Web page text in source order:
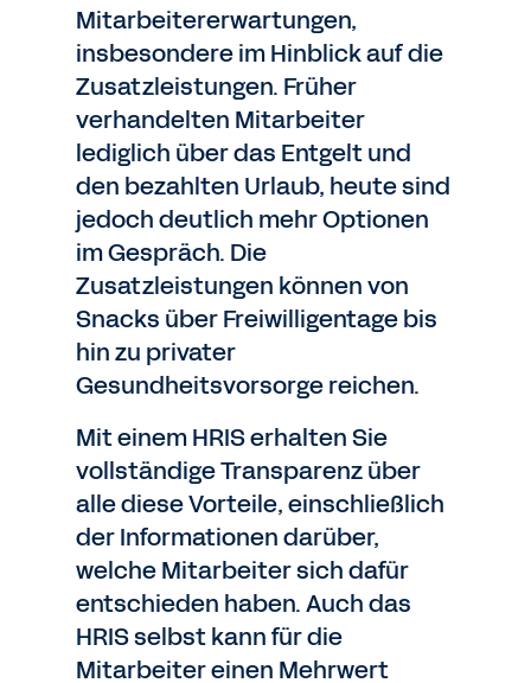
Mitarbeitererwartungen,
insbesondere im Hinblick auf die
Zusatzleistungen. Früher
verhandelten Mitarbeiter
lediglich über das Entgelt und
den bezahlten Urlaub, heute sind
jedoch deutlich mehr Optionen
im Gespräch. Die
Zusatzleistungen können von
Snacks über Freiwilligentage bis
hin zu privater
Gesundheitsvorsorge reichen.
Mit einem HRIS erhalten Sie
vollständige Transparenz über
alle diese Vorteile, einschließlich
der Informationen darüber,
welche Mitarbeiter sich dafür
entschieden haben. Auch das
HRIS selbst kann für die
Mitarbeiter einen Mehrwert